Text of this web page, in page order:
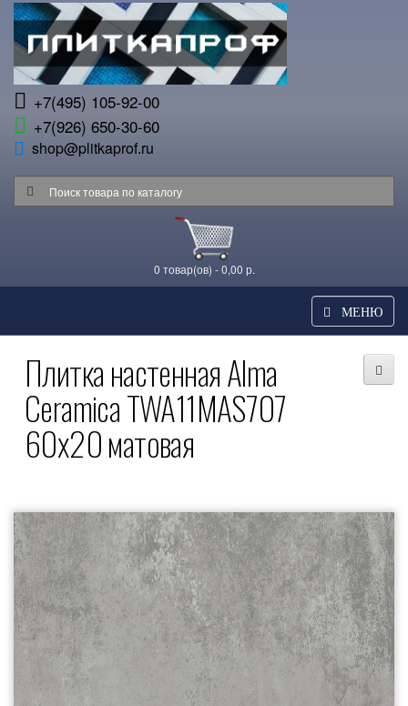
+7(495) 105-92-00
+7(926) 650-30-60
shop@plitkaprof.ru
0 товар(ов) - 0,00 р.
МЕНЮ
Плитка настенная Alma
Ceramica TWA11MAS707
60x20 матовая